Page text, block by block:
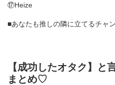
⑰Heize
■あなたも推しの隣に立てるチャ
【成功したオタク】と
まとめ♡